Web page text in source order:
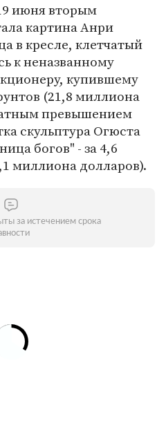
июня вторым
картина Анри
в кресле, клетчатый
к неназванному
купившему
(21,8 миллиона
превышением
скульптура Огюста
богов" - за 4,6
миллиона долларов).
за истечением срока